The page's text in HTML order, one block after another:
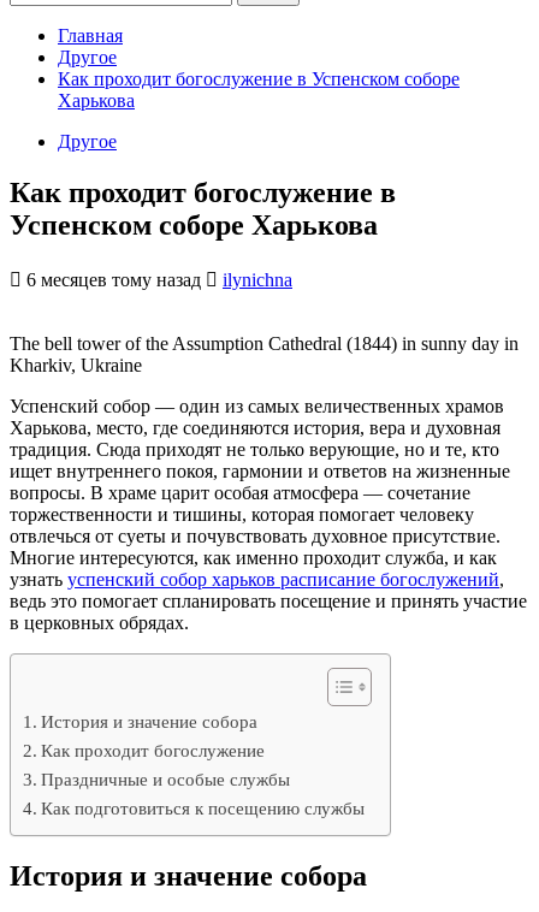
Главная
Другое
Как проходит богослужение в Успенском соборе
Харькова
Другое
Как проходит богослужение в
Успенском соборе Харькова
6 месяцев тому назад ilynichna
The bell tower of the Assumption Cathedral (1844) in sunny day in
Kharkiv, Ukraine
Успенский собор — один из самых величественных храмов
Харькова, место, где соединяются история, вера и духовная
традиция. Сюда приходят не только верующие, но и те, кто
ищет внутреннего покоя, гармонии и ответов на жизненные
вопросы. В храме царит особая атмосфера — сочетание
торжественности и тишины, которая помогает человеку
отвлечься от суеты и почувствовать духовное присутствие.
Многие интересуются, как именно проходит служба, и как
узнать успенский собор харьков расписание богослужений,
ведь это помогает спланировать посещение и принять участие
в церковных обрядах.
История и значение собора
Как проходит богослужение
Праздничные и особые службы
Как подготовиться к посещению службы
История и значение собора